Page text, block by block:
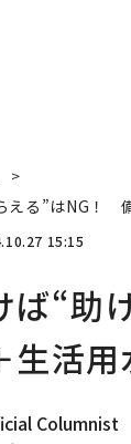
える”はNG！
15:15
ば“助
生活
Columnist